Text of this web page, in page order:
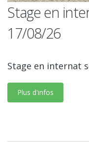
Stage en
17/08/26
Stage en internat
Plus d'infos